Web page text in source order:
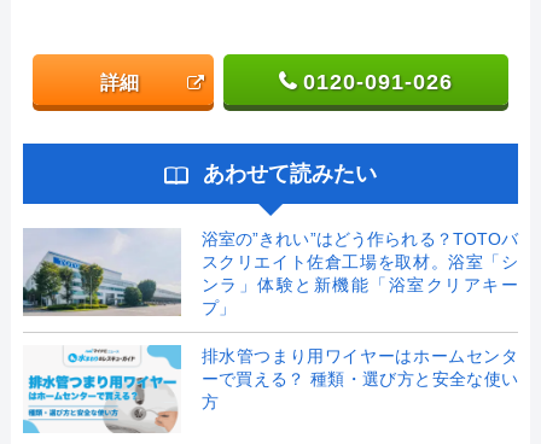
詳細 0120-091-026
あわせて読みたい
浴室の”きれい”はどう作られる？TOTOバ
スクリエイト佐倉工場を取材。浴室「シ
ンラ」体験と新機能「浴室クリアキー
プ」
排水管つまり用ワイヤーはホームセンタ
ーで買える？ 種類・選び方と安全な使い
方